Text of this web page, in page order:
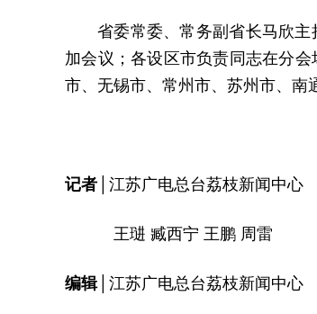
省委常委、常务副省长马欣
加会议；各设区市负责同志在分
市、无锡市、常州市、苏州市、南
记者│ 江苏广电总台荔枝新闻中心
王琎 臧西宁 王鹏 周雷
编辑│ 江苏广电总台荔枝新闻中心